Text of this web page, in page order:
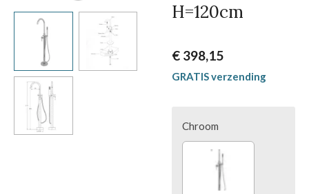
H=120cm
€ 398,15
GRATIS verzending
Chroom